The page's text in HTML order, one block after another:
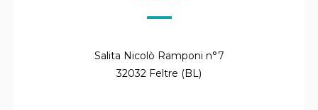
Salita Nicolò Ramponi n°7
32032 Feltre (BL)